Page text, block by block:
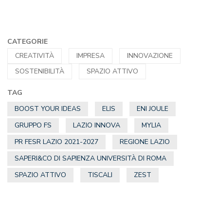
CATEGORIE
CREATIVITÀ
IMPRESA
INNOVAZIONE
SOSTENIBILITÀ
SPAZIO ATTIVO
TAG
BOOST YOUR IDEAS
ELIS
ENI JOULE
GRUPPO FS
LAZIO INNOVA
MYLIA
PR FESR LAZIO 2021-2027
REGIONE LAZIO
SAPERI&CO DI SAPIENZA UNIVERSITÀ DI ROMA
SPAZIO ATTIVO
TISCALI ZEST